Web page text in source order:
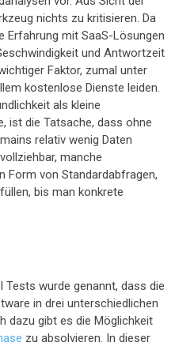
nichts zu kritisieren. Da
Erfahrung mit SaaS-Lösungen
und Antwortzeit
Faktor, zumal unter
kostenlose Dienste leiden.
als kleine
ist die Tatsache, dass ohne
relativ wenig Daten
manche
Form von Standardabfragen,
bis man konkrete
Tests wurde genannt, dass die
in drei unterschiedlichen
dazu gibt es die Möglichkeit
zu absolvieren. In dieser